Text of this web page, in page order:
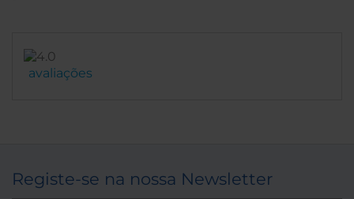
avaliações
Registe-se na nossa Newsletter